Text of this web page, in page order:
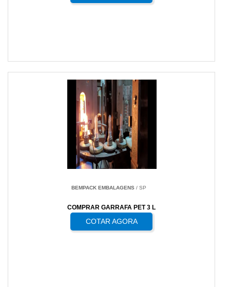
BEMPACK EMBALAGENS/ SP
COMPRAR GARRAFA PET 3 L
COTAR AGORA